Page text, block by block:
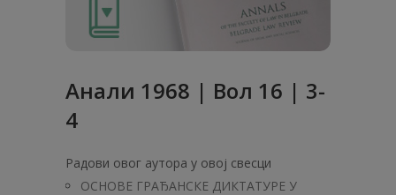
Анaли 1968 | Вол 16 | 3-
4
Радови овог аутора у овој свесци
ОСНОВЕ ГРАЂАНСКЕ ДИКТАТУРЕ У